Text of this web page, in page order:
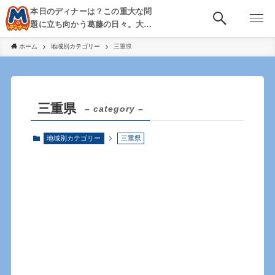
本日のディナーは？この重大な問
題に立ち向かう葛藤の日々。大
阪・京都・神戸を中心とした食べ
歩き、飲み歩きを綴る。
ホーム 地域別カテゴリー 三重県
三重県 – category –
地域別カテゴリー 三重県